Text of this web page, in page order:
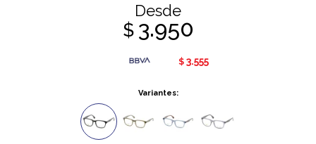
Desde
$ 3.950
$ 3.555
Variantes: